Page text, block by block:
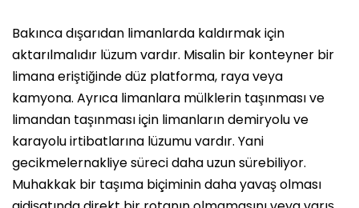
Bakınca dışarıdan limanlarda kaldırmak için
aktarılmalıdır lüzum vardır. Misalin bir konteyner bir
limana eriştiğinde düz platforma, raya veya
kamyona. Ayrıca limanlara mülklerin taşınması ve
limandan taşınması için limanların demiryolu ve
karayolu irtibatlarına lüzumu vardır. Yani
gecikmelernakliye süreci daha uzun sürebiliyor.
Muhakkak bir taşıma biçiminin daha yavaş olması